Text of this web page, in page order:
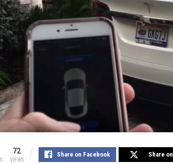
72
VIEWS
Share on Facebook Share